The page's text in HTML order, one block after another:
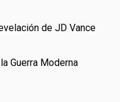
de JD Vance
Guerra Moderna